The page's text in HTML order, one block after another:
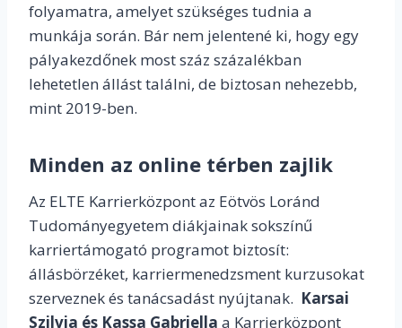
folyamatra, amelyet szükséges tudnia a
munkája során. Bár nem jelentené ki, hogy egy
pályakezdőnek most száz százalékban
lehetetlen állást találni, de biztosan nehezebb,
mint 2019-ben.
Minden az online térben zajlik
Az ELTE Karrierközpont az Eötvös Loránd
Tudományegyetem diákjainak sokszínű
karriertámogató programot biztosít:
állásbörzéket, karriermenedzsment kurzusokat
szerveznek és tanácsadást nyújtanak. Karsai
Szilvia és Kassa Gabriella a Karrierközpont